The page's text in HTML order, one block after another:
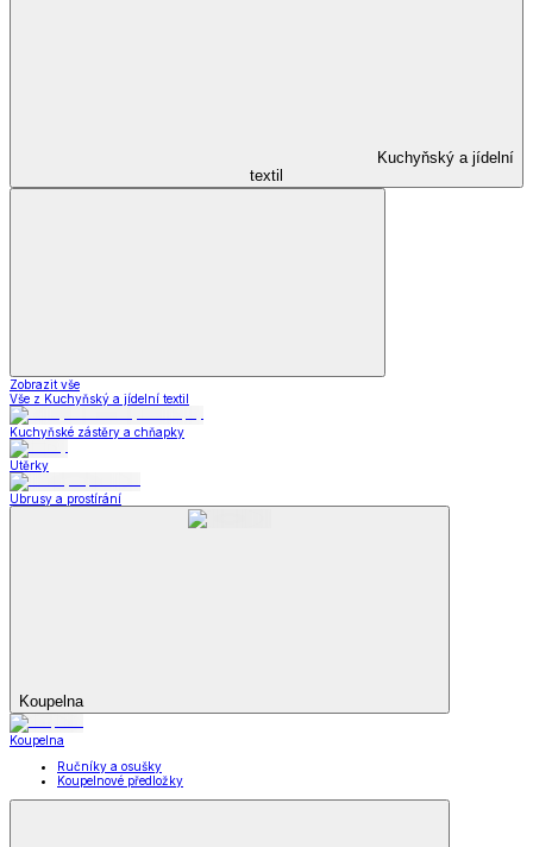
Kuchyňský a jídelní
textil
Zobrazit vše
Vše z Kuchyňský a jídelní textil
Kuchyňské zástěry a chňapky
Utěrky
Ubrusy a prostírání
Koupelna
Koupelna
Ručníky a osušky
Koupelnové předložky